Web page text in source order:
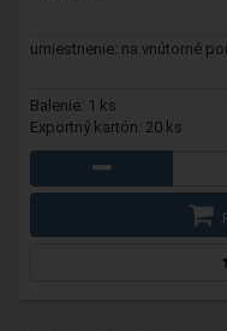
umiestnenie: na vnútorné
Balenie: 1 ks
Exportný kartón: 20 ks